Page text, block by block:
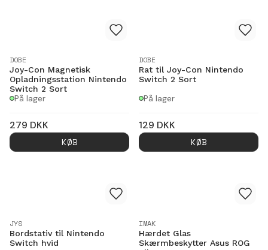
DOBE
Joy-Con Magnetisk
Opladningsstation Nintendo
Switch 2 Sort
På lager
279 DKK
KØB
DOBE
Rat til Joy-Con Nintendo
Switch 2 Sort
På lager
129 DKK
KØB
JYS
Bordstativ til Nintendo
Switch hvid
IMAK
Hærdet Glas
Skærmbeskytter Asus ROG